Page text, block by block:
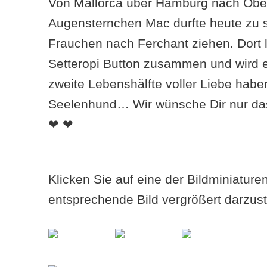
Augensternchen Mac durfte heute zu
Frauchen nach Ferchant ziehen. Dort
Setteropi Button zusammen und wird
zweite Lebenshälfte voller Liebe
Seelenhund… Wir wünsche Dir nur
❤ ❤
Klicken Sie auf eine der
entsprechende Bild vergrößert